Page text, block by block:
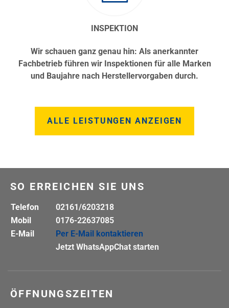
INSPEKTION
Wir schauen ganz genau hin: Als anerkannter
Fachbetrieb führen wir Inspektionen für alle Marken
und Baujahre nach Herstellervorgaben durch.
ALLE LEISTUNGEN ANZEIGEN
SO ERREICHEN SIE UNS
Telefon
02161/6203218
Mobil
0176-22637085
E-Mail
Per E-Mail kontaktieren
Jetzt WhatsAppChat starten
ÖFFNUNGSZEITEN